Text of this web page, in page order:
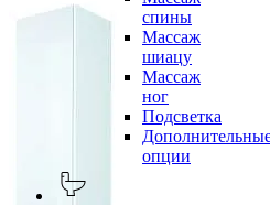
спины
Массаж
шиацу
Массаж
ног
Подсветка
опции